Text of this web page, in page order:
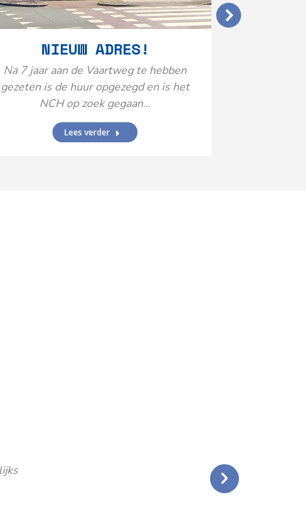
NIEUW ADRES!
Na 7 jaar aan de Vaartweg te hebben
gezeten is de huur opgezegd en is het
NCH op zoek gegaan…
Lees verder